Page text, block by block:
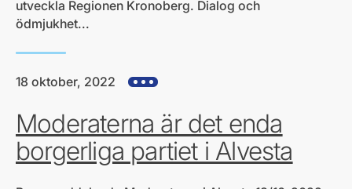
utveckla Regionen Kronoberg. Dialog och
ödmjukhet...
18 oktober, 2022 Visa alla hjärtefrågor
Moderaterna är det enda
borgerliga partiet i Alvesta